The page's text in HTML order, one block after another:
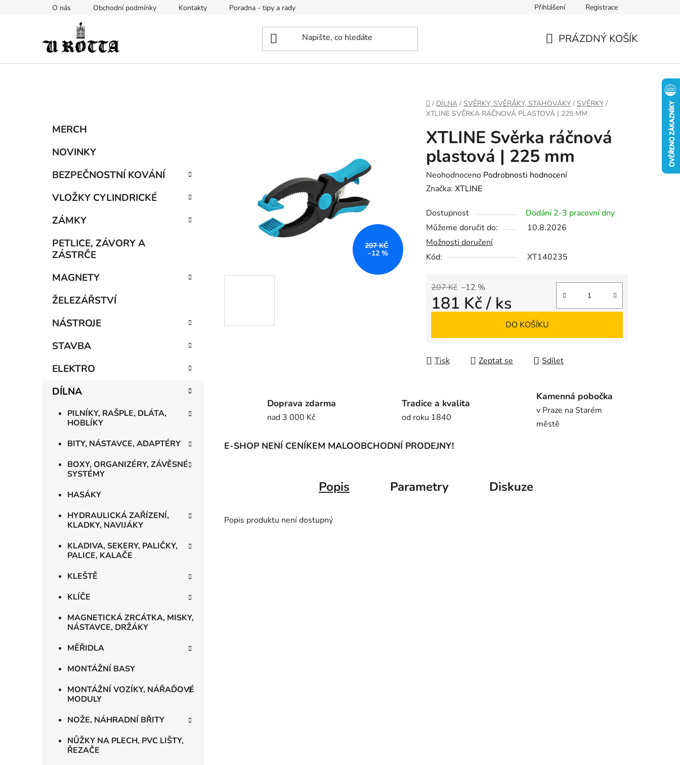
O nás Obchodní podmínky Kontakty Poradna - tipy a rady Přihlášení Registrace
PRÁZDNÝ KOŠÍK
DOMŮ
/ DÍLNA / SVĚRKY, SVĚRÁKY, STAHOVÁKY / SVĚRKY /
XTLINE SVĚRKA RÁČNOVÁ PLASTOVÁ | 225 MM
Přeskočit
kategorie
MERCH
NOVINKY
BEZPEČNOSTNÍ KOVÁNÍ
VLOŽKY CYLINDRICKÉ
ZÁMKY
PETLICE, ZÁVORY A
ZÁSTRČE
MAGNETY
ŽELEZÁŘSTVÍ
NÁSTROJE
STAVBA
ELEKTRO
DÍLNA
PILNÍKY, RAŠPLE, DLÁTA,
HOBLÍKY
BITY, NÁSTAVCE, ADAPTÉRY
BOXY, ORGANIZÉRY, ZÁVĚSNÉ
SYSTÉMY
HASÁKY
HYDRAULICKÁ ZAŘÍZENÍ,
KLADKY, NAVIJÁKY
KLADIVA, SEKERY, PALIČKY,
PALICE, KALAČE
KLEŠTĚ
KLÍČE
MAGNETICKÁ ZRCÁTKA, MISKY,
NÁSTAVCE, DRŽÁKY
MĚŘIDLA
MONTÁŽNÍ BASY
MONTÁŽNÍ VOZÍKY, NÁŘAĎOVÉ
MODULY
NOŽE, NÁHRADNÍ BŘITY
NŮŽKY NA PLECH, PVC LIŠTY,
ŘEZAČE
XTLINE Svěrka ráčnová
plastová | 225 mm
Průměrné
hodnocení
je
0,0
z
5
Neohodnoceno Podrobnosti hodnocení
Značka: XTLINE
Dostupnost
Dodání 2-3 pracovní dny
Můžeme doručit do:
10.8.2026
Možnosti doručení
Kód:
XT140235
207 Kč –12 %
181 Kč/ ks
DO KOŠÍKU
Tisk Zeptat se Sdílet
207 KČ
–12 %
Doprava zdarma
nad 3 000 Kč
Tradice a kvalita
od roku 1840
Kamenná pobočka
v Praze na Starém
městě
E-SHOP NENÍ CENÍKEM MALOOBCHODNÍ PRODEJNY!
Popis Parametry Diskuze
Popis produktu není dostupný